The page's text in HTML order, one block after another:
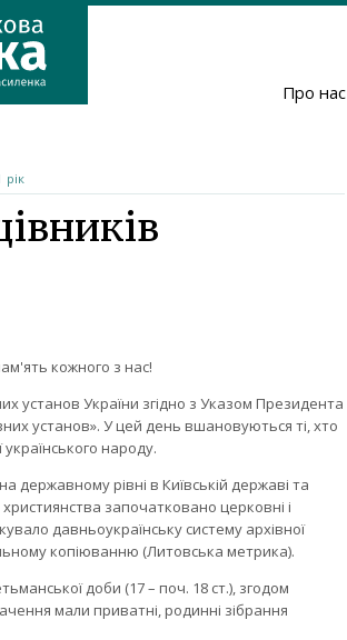
Header
Про нас
рік
кожного з нас!
установ України згідно з Указом Президента
установ». У цей день вшановуються ті, хто
українського народу.
державному рівні в Київській державі та
започатковано церковні і
давньоукраїнську систему архівної
копіюванню (Литовська метрика).
доби (17 – поч. 18 ст.), згодом
мали приватні, родинні зібрання